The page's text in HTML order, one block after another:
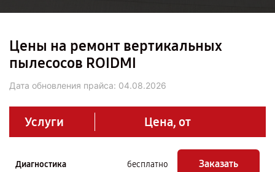
Цены на ремонт вертикальных
пылесосов ROIDMI
Дата обновления прайса: 04.08.2026
Услуги Цена, от
Диагностика бесплатно Заказать